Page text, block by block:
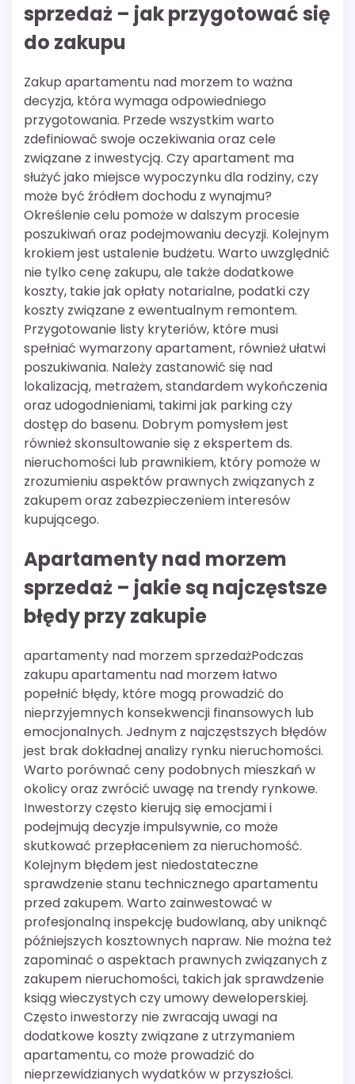
sprzedaż – jak przygotować się
do zakupu
Zakup apartamentu nad morzem to ważna
decyzja, która wymaga odpowiedniego
przygotowania. Przede wszystkim warto
zdefiniować swoje oczekiwania oraz cele
związane z inwestycją. Czy apartament ma
służyć jako miejsce wypoczynku dla rodziny, czy
może być źródłem dochodu z wynajmu?
Określenie celu pomoże w dalszym procesie
poszukiwań oraz podejmowaniu decyzji. Kolejnym
krokiem jest ustalenie budżetu. Warto uwzględnić
nie tylko cenę zakupu, ale także dodatkowe
koszty, takie jak opłaty notarialne, podatki czy
koszty związane z ewentualnym remontem.
Przygotowanie listy kryteriów, które musi
spełniać wymarzony apartament, również ułatwi
poszukiwania. Należy zastanowić się nad
lokalizacją, metrażem, standardem wykończenia
oraz udogodnieniami, takimi jak parking czy
dostęp do basenu. Dobrym pomysłem jest
również skonsultowanie się z ekspertem ds.
nieruchomości lub prawnikiem, który pomoże w
zrozumieniu aspektów prawnych związanych z
zakupem oraz zabezpieczeniem interesów
kupującego.
Apartamenty nad morzem
sprzedaż – jakie są najczęstsze
błędy przy zakupie
apartamenty nad morzem sprzedażPodczas
zakupu apartamentu nad morzem łatwo
popełnić błędy, które mogą prowadzić do
nieprzyjemnych konsekwencji finansowych lub
emocjonalnych. Jednym z najczęstszych błędów
jest brak dokładnej analizy rynku nieruchomości.
Warto porównać ceny podobnych mieszkań w
okolicy oraz zwrócić uwagę na trendy rynkowe.
Inwestorzy często kierują się emocjami i
podejmują decyzje impulsywnie, co może
skutkować przepłaceniem za nieruchomość.
Kolejnym błędem jest niedostateczne
sprawdzenie stanu technicznego apartamentu
przed zakupem. Warto zainwestować w
profesjonalną inspekcję budowlaną, aby uniknąć
późniejszych kosztownych napraw. Nie można też
zapominać o aspektach prawnych związanych z
zakupem nieruchomości, takich jak sprawdzenie
ksiąg wieczystych czy umowy deweloperskiej.
Często inwestorzy nie zwracają uwagi na
dodatkowe koszty związane z utrzymaniem
apartamentu, co może prowadzić do
nieprzewidzianych wydatków w przyszłości.